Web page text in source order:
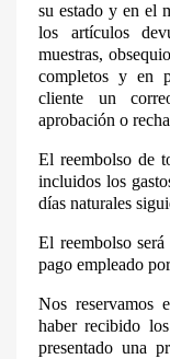
su estado y en el
los artículos
muestras,
completos y en
cliente un
aprobación o
El reembolso de
incluidos los
días naturales
El reembolso
pago empleado
Nos reservamos
haber recibido
presentado una